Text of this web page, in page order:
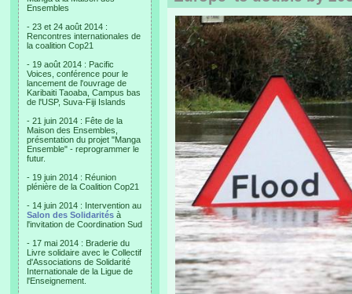
Ensembles
- 23 et 24 août 2014 :
Rencontres internationales de
la coalition Cop21
- 19 août 2014 : Pacific
Voices, conférence pour le
lancement de l'ouvrage de
Karibaiti Taoaba, Campus bas
de l'USP, Suva-Fiji Islands
- 21 juin 2014 : Fête de la
Maison des Ensembles,
présentation du projet "Manga
Ensemble" - reprogrammer le
futur.
- 19 juin 2014 : Réunion
plénière de la Coalition Cop21
- 14 juin 2014 : Intervention au
Salon des Solidarités à
l'invitation de Coordination Sud
- 17 mai 2014 : Braderie du
Livre solidaire avec le Collectif
d'Associations de Solidarité
Internationale de la Ligue de
l'Enseignement.